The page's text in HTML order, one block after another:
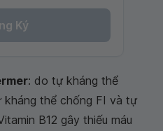
Ký
: do tự kháng thể
thể chống FI và tự
B12 gây thiếu máu